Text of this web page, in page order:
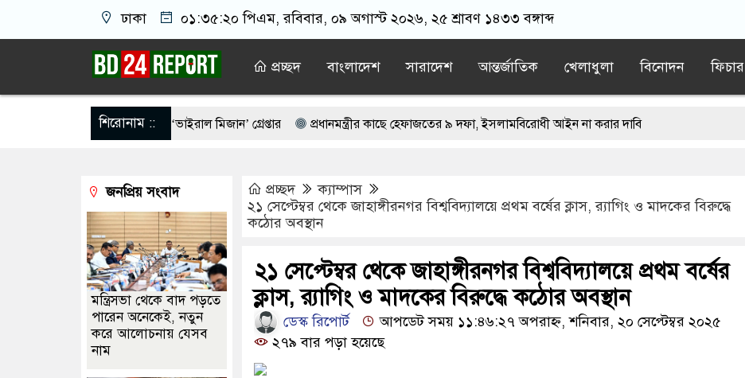
ঢাকা ০১:৩৫:২১ পিএম, রবিবার, ০৯ অগাস্ট ২০২৬, ২৫ শ্রাবণ ১৪৩৩ বঙ্গাব্দ
প্রচ্ছদ বাংলাদেশ সারাদেশ আন্তর্জাতিক খেলাধুলা বিনোদন ফিচার
শিরোনাম ::
দিয়ে ভাত বিক্রেতা ‘ভাইরাল মিজান’ গ্রেপ্তার প্রধানমন্ত্রীর কাছে হেফাজতের ৯ দফা, ইসলামবিরোধী আইন না করার দাবি
কমান্ডার সাইফুর রহমানের বিরুদ্ধে গ্রেপ্তারি পরোয়ানা কলকাতার কাছে মমতার গাড়িতে হামলা, অল্পের জন্য প্রাণে রক্ষা
আলেমদের সঙ্গে বৈঠকে প্রধানমন্ত্রী শেখ হাসিনার সাহস থাকলে দেশে ফিরে আইনের মুখোমুখি হবেন: সমাজকল্যাণমন্ত্রী
জড়িয়ে ধরলেন প্রধানমন্ত্রী বিদ্যুৎ-জ্বালানি নিয়ে বিভ্রান্তি ছড়াবেন না: প্রধানমন্ত্রী
প্রচ্ছদ
ক্যাম্পাস
২১ সেপ্টেম্বর থেকে জাহাঙ্গীরনগর বিশ্ববিদ্যালয়ে প্রথম বর্ষের ক্লাস, র‍্যাগিং ও মাদকের বিরুদ্ধে
কঠোর অবস্থান
২১ সেপ্টেম্বর থেকে জাহাঙ্গীরনগর বিশ্ববিদ্যালয়ে প্রথম বর্ষের
ক্লাস, র‍্যাগিং ও মাদকের বিরুদ্ধে কঠোর অবস্থান
ডেস্ক রিপোর্ট
আপডেট সময় ১১:৪৬:২৭ অপরাহ্ন, শনিবার, ২০ সেপ্টেম্বর ২০২৫
২৭৯ বার পড়া হয়েছে
জনপ্রিয় সংবাদ
মন্ত্রিসভা থেকে বাদ পড়তে
পারেন অনেকেই, নতুন
করে আলোচনায় যেসব
নাম